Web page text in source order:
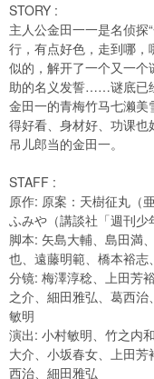
STORY :
主人公金田一一是名侦探
行，有点好色，走到哪
似的，解开了一个又一
助的名义发誓……谜底已
金田一的青梅竹马七濑
得好看、身材好、功课
吊儿郎当的金田一。
STAFF :
原作: 原案：天樹征丸（
ふみや（講談社「週刊少
脚本: 矢島大輔、島田満
也、遠藤明範、橋本裕志
分镜: 梅澤淳稔、上田芳
之介、細田雅弘、葛西
敏明
演出: 小村敏明、竹之内
大介、小坂春女、上田
西治、細田雅弘